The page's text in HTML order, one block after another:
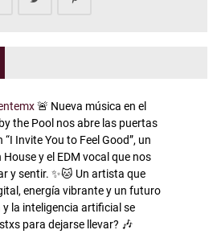
🚨 Nueva música en el
the Pool nos abre las puertas
Invite You to Feel Good”, un
y el EDM vocal que nos
y sentir. ✨🐱 Un artista que
energía vibrante y un futuro
la inteligencia artificial se
para dejarse llevar? 🎶